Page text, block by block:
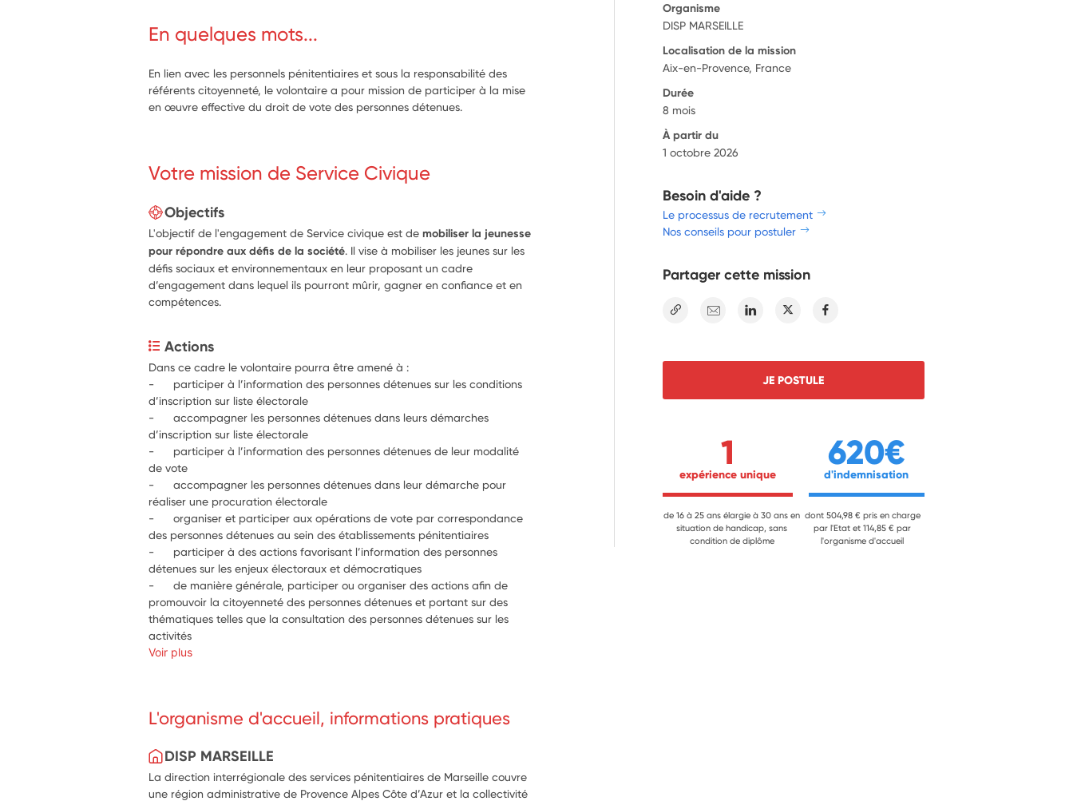
En quelques mots...
En lien avec les personnels pénitentiaires et sous la responsabilité des
référents citoyenneté, le volontaire a pour mission de participer à la mise
en œuvre effective du droit de vote des personnes détenues.
Votre mission de Service Civique
Objectifs
L'objectif de l'engagement de Service civique est demobiliser la jeunesse
pour répondre aux défis de la société. Il vise à mobiliser les jeunes sur les
défis sociaux et environnementaux en leur proposant un cadre
d’engagement dans lequel ils pourront mûrir, gagner en confiance et en
compétences.
Actions
Dans ce cadre le volontaire pourra être amené à :
-      participer à l’information des personnes détenues sur les conditions
d’inscription sur liste électorale
-      accompagner les personnes détenues dans leurs démarches
d’inscription sur liste électorale
-      participer à l’information des personnes détenues de leur modalité
de vote
-      accompagner les personnes détenues dans leur démarche pour
réaliser une procuration électorale
-      organiser et participer aux opérations de vote par correspondance
des personnes détenues au sein des établissements pénitentiaires
-      participer à des actions favorisant l’information des personnes
détenues sur les enjeux électoraux et démocratiques
-      de manière générale, participer ou organiser des actions afin de
promouvoir la citoyenneté des personnes détenues et portant sur des
thématiques telles que la consultation des personnes détenues sur les
activités
Voir plus
L'organisme d'accueil, informations pratiques
DISP MARSEILLE
La direction interrégionale des services pénitentiaires de Marseille couvre
une région administrative de Provence Alpes Côte d’Azur et la collectivité
Organisme
DISP MARSEILLE
Localisation de la mission
Aix-en-Provence, France
Durée
8 mois
À partir du
1 octobre 2026
Besoin d'aide ?
Le processus de recrutement
Nos conseils pour postuler
Partager cette mission
E-mail Linkedin Twitter
JE POSTULE
1
expérience unique
de 16 à 25 ans élargie à 30 ans en
situation de handicap, sans
condition de diplôme
620€
d'indemnisation
dont 504,98 € pris en charge
par l'Etat et 114,85 € par
l'organisme d'accueil